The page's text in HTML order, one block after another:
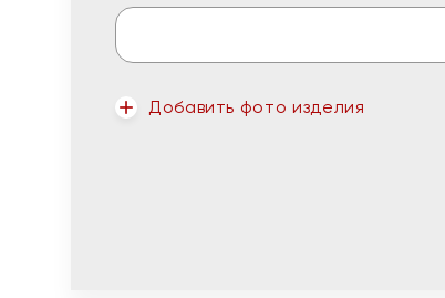
Добавить фото изделия